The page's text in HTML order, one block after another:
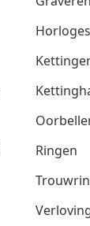
Horloges
Ringen